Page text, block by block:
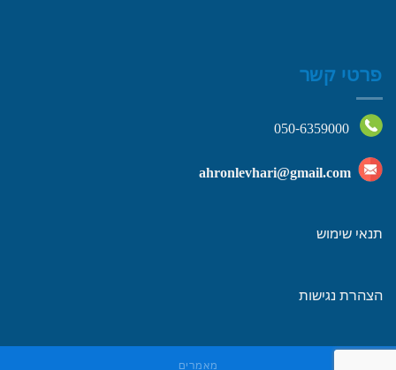
פרטי קשר
050-6359000
ahronlevhari@gmail.com
תנאי שימוש
הצהרת נגישות
מאמרים